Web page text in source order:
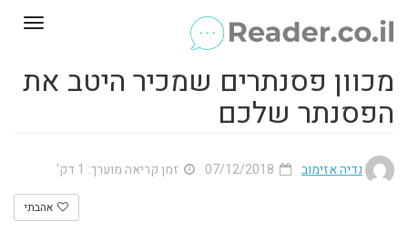
מכוון פסנתרים שמכיר היטב את
הפסנתר שלכם
נדיה אזימוב זמן קריאה מוערך: 1 דק'
אהבתי